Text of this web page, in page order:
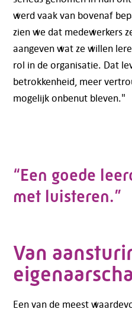
werd vaak van bovenaf
zien we dat medewerkers
aangeven wat ze willen
rol in de organisatie. Dat
betrokkenheid, meer
mogelijk onbenut bleven."
“Een goede
met luisteren.”
Van
Een van de meest